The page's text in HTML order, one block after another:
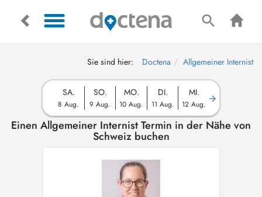
Sie sind hier: Doctena Allgemeiner Internist
SA.
8 Aug.
SO.
9 Aug.
MO.
10 Aug.
DI.
11 Aug.
MI.
12 Aug.
Einen Allgemeiner Internist Termin in der Nähe von
Schweiz buchen